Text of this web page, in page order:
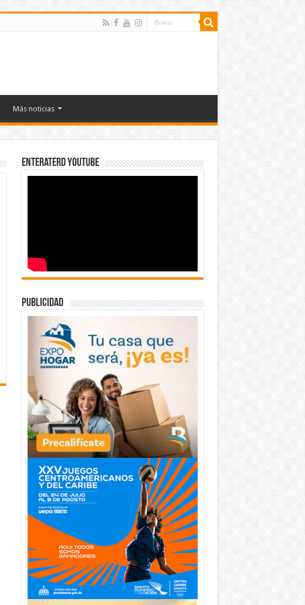
Más noticias
EnterateRD YOUTUBE
publicidad